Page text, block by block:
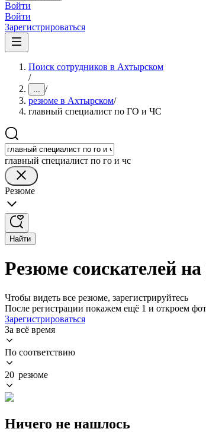
Войти
Войти
Зарегистрироваться
Поиск сотрудников в Ахтырском
/
... /
резюме в Ахтырском/
главный специалист по ГО и ЧС
главный специалист по го и чс
Резюме
Найти
Резюме соискателей
Чтобы видеть все резюме, зарегистрируйтесь
После регистрации покажем ещё 1 и откроем
Зарегистрироваться
За всё время
По соответствию
20 резюме
Ничего не нашлось